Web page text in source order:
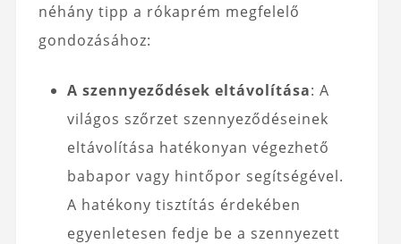
néhány tipp a rókaprém megfelelő
gondozásához:
A szennyeződések eltávolítása: A
világos szőrzet szennyeződéseinek
eltávolítása hatékonyan végezhető
babapor vagy hintőpor segítségével.
A hatékony tisztítás érdekében
egyenletesen fedje be a szennyezett